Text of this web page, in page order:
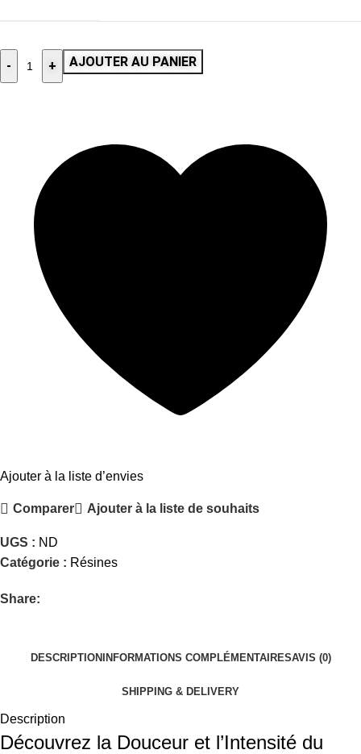
- + AJOUTER AU PANIER
Ajouter à la liste d’envies
Comparer Ajouter à la liste de souhaits
UGS : ND
Catégorie : Résines
Share:
DESCRIPTION INFORMATIONS COMPLÉMENTAIRESAVIS (0)
SHIPPING & DELIVERY
Description
Découvrez la Douceur et l’Intensité du